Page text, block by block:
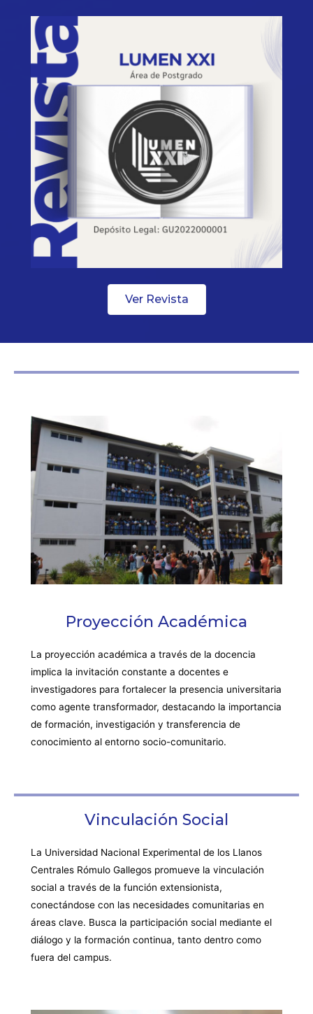
Ver Revista
Proyección Académica
La proyección académica a través de la docencia
implica la invitación constante a docentes e
investigadores para fortalecer la presencia universitaria
como agente transformador, destacando la importancia
de formación, investigación y transferencia de
conocimiento al entorno socio-comunitario.
Vinculación Social
La Universidad Nacional Experimental de los Llanos
Centrales Rómulo Gallegos promueve la vinculación
social a través de la función extensionista,
conectándose con las necesidades comunitarias en
áreas clave. Busca la participación social mediante el
diálogo y la formación continua, tanto dentro como
fuera del campus.